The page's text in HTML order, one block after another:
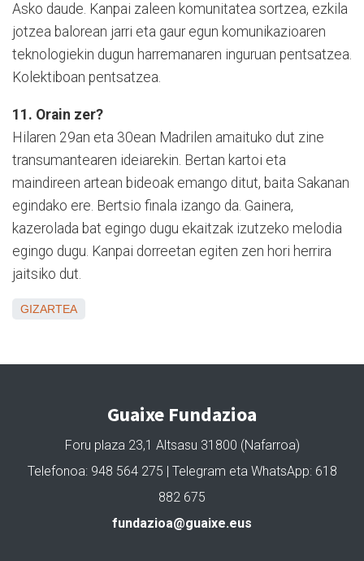
Asko daude. Kanpai zaleen komunitatea sortzea, ezkila
jotzea balorean jarri eta gaur egun komunikazioaren
teknologiekin dugun harremanaren inguruan pentsatzea.
Kolektiboan pentsatzea.
11. Orain zer?
Hilaren 29an eta 30ean Madrilen amaituko dut zine
transumantearen ideiarekin. Bertan kartoi eta
maindireen artean bideoak emango ditut, baita Sakanan
egindako ere. Bertsio finala izango da. Gainera,
kazerolada bat egingo dugu ekaitzak izutzeko melodia
egingo dugu. Kanpai dorreetan egiten zen hori herrira
jaitsiko dut.
GIZARTEA
Guaixe Fundazioa
Foru plaza 23,1 Altsasu 31800 (Nafarroa)
Telefonoa: 948 564 275 | Telegram eta WhatsApp: 618
882 675
fundazioa@guaixe.eus